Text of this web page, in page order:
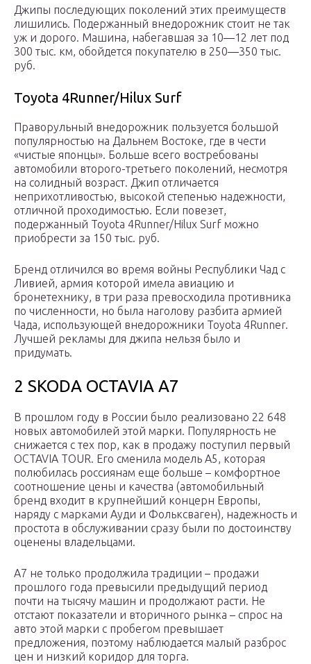
Джипы последующих поколений этих преимуществ
лишились. Подержанный внедорожник стоит не так
уж и дорого. Машина, набегавшая за 10—12 лет под
300 тыс. км, обойдется покупателю в 250—350 тыс.
руб.
Toyota 4Runner/Hilux Surf
Праворульный внедорожник пользуется большой
популярностью на Дальнем Востоке, где в чести
«чистые японцы». Больше всего востребованы
автомобили второго-третьего поколений, несмотря
на солидный возраст. Джип отличается
неприхотливостью, высокой степенью надежности,
отличной проходимостью. Если повезет,
подержанный Toyota 4Runner/Hilux Surf можно
приобрести за 150 тыс. руб.
Бренд отличился во время войны Республики Чад с
Ливией, армия которой имела авиацию и
бронетехнику, в три раза превосходила противника
по численности, но была наголову разбита армией
Чада, использующей внедорожники Toyota 4Runner.
Лучшей рекламы для джипа нельзя было и
придумать.
2 SKODA OCTAVIA A7
В прошлом году в России было реализовано 22 648
новых автомобилей этой марки. Популярность не
снижается с тех пор, как в продажу поступил первый
OCTAVIA TOUR. Его сменила модель A5, которая
полюбилась россиянам еще больше – комфортное
соотношение цены и качества (автомобильный
бренд входит в крупнейший концерн Европы,
наряду с марками Ауди и Фольксваген), надежность и
простота в обслуживании сразу были по достоинству
оценены владельцами.
A7 не только продолжила традиции – продажи
прошлого года превысили предыдущий период
почти на тысячу машин и продолжают расти. Не
отстают показатели и вторичного рынка – спрос на
авто этой марки с пробегом превышает
предложения, поэтому наблюдается малый разброс
цен и низкий коридор для торга.